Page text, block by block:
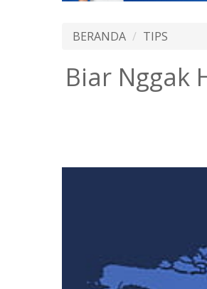
BERANDA TIPS
Biar Nggak